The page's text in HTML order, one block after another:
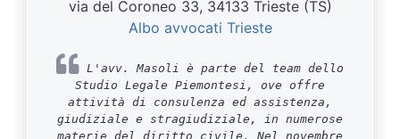
via del Coroneo 33, 34133 Trieste (TS)
Albo avvocati Trieste
L'avv. Masoli è parte del team dello
Studio Legale Piemontesi, ove offre
attività di consulenza ed assistenza,
giudiziale e stragiudiziale, in numerose
materie del diritto civile. Nel novembre